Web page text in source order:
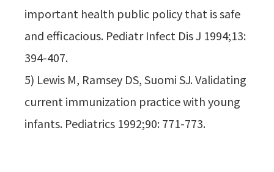
important health public policy that is safe
and efficacious. Pediatr Infect Dis J 1994;13:
394-407.
5) Lewis M, Ramsey DS, Suomi SJ. Validating
current immunization practice with young
infants. Pediatrics 1992;90: 771-773.